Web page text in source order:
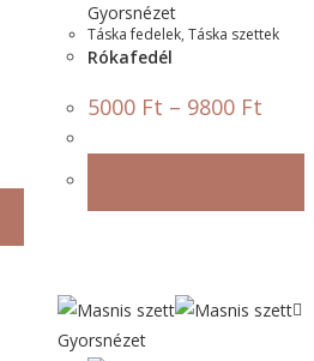
Gyorsnézet
Táska fedelek, Táska szettek
Rókafedél
5000 Ft – 9800 Ft
Gyorsnézet